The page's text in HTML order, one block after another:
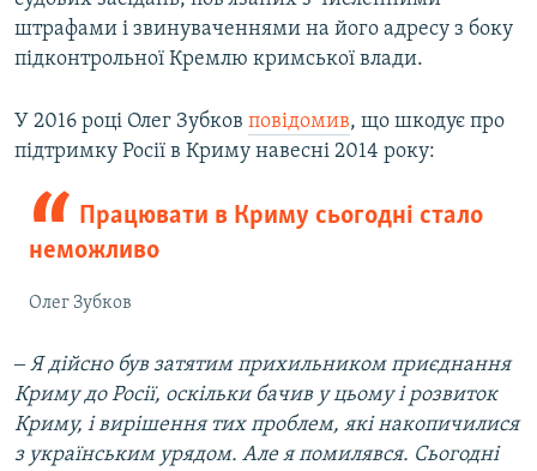
штрафами і звинуваченнями на його адресу з боку
підконтрольної Кремлю кримської влади.
У 2016 році Олег Зубков повідомив, що шкодує про
підтримку Росії в Криму навесні 2014 року:
Працювати в Криму сьогодні стало
неможливо
Олег Зубков
‒ Я дійсно був затятим прихильником приєднання
Криму до Росії, оскільки бачив у цьому і розвиток
Криму, і вирішення тих проблем, які накопичилися
з українським урядом. Але я помилявся. Сьогодні